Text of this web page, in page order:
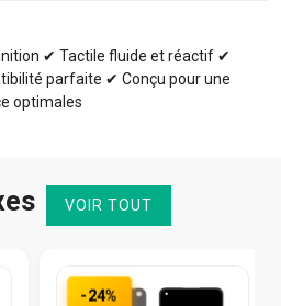
✔ Tactile fluide et réactif ✔
parfaite ✔ Conçu pour une
optimales
VOIR TOUT
-24%